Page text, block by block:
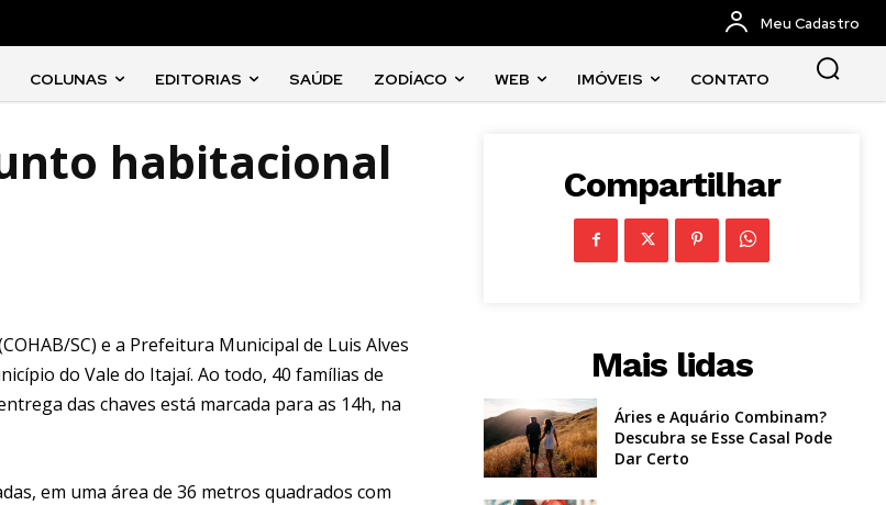
Meu Cadastro
COLUNAS EDITORIAS SAÚDE ZODÍACO WEB IMÓVEIS CONTATO
habitacional
SC) e a Prefeitura Municipal de Luis Alves
do Vale do Itajaí. Ao todo, 40 famílias de
das chaves está marcada para as 14h, na
em uma área de 36 metros quadrados com
Compartilhar
Mais lidas
Áries e Aquário Combinam?
Descubra se Esse Casal Pode
Dar Certo